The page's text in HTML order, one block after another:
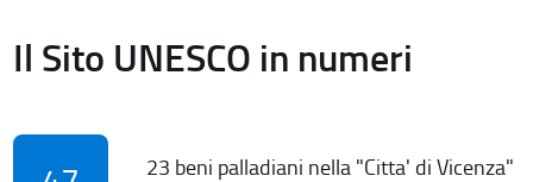
Il Sito UNESCO in numeri
23 beni palladiani nella "Citta' di Vicenza"